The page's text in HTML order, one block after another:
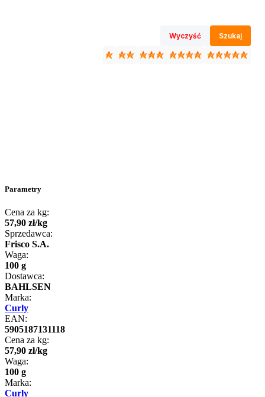
Wyczyść Szukaj
Parametry
Cena za kg:
57,90 zł/kg
Sprzedawca:
Frisco S.A.
Waga:
100 g
Dostawca:
BAHLSEN
Marka:
Curly
EAN:
5905187131118
Cena za kg:
57,90 zł/kg
Waga:
100 g
Marka:
Curly